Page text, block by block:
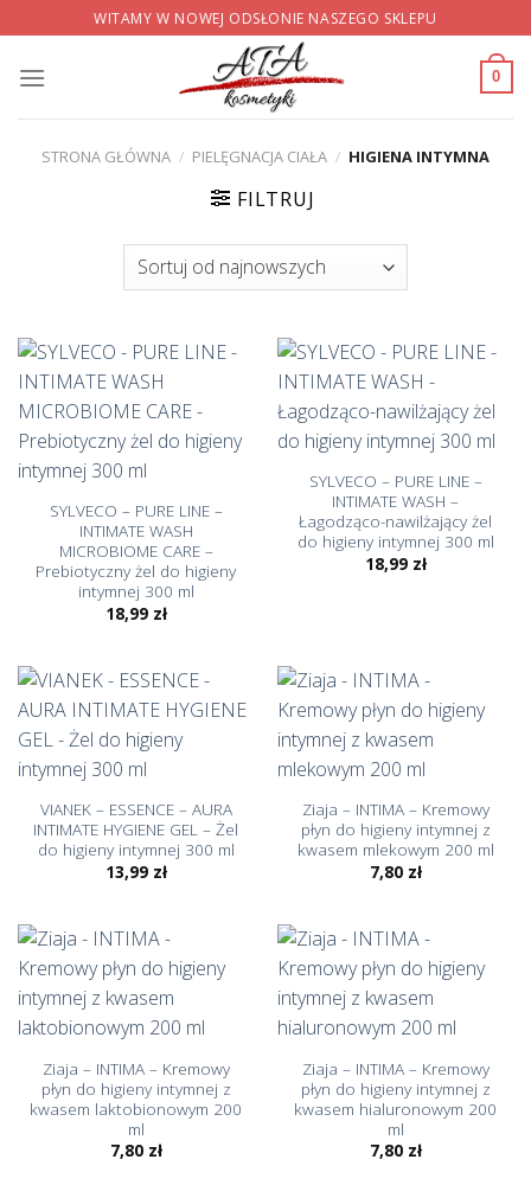
to
content
WITAMY W NOWEJ ODSŁONIE NASZEGO SKLEPU
0
STRONA GŁÓWNA / PIELĘGNACJA CIAŁA / HIGIENA INTYMNA
FILTRUJ
SYLVECO – PURE LINE –
INTIMATE WASH
MICROBIOME CARE –
Prebiotyczny żel do higieny
intymnej 300 ml
18,99 zł
SYLVECO – PURE LINE –
INTIMATE WASH –
Łagodząco-nawilżający żel
do higieny intymnej 300 ml
18,99 zł
VIANEK – ESSENCE – AURA
INTIMATE HYGIENE GEL – Żel
do higieny intymnej 300 ml
13,99 zł
Ziaja – INTIMA – Kremowy
płyn do higieny intymnej z
kwasem mlekowym 200 ml
7,80 zł
Ziaja – INTIMA – Kremowy
płyn do higieny intymnej z
kwasem laktobionowym 200
ml
7,80 zł
Ziaja – INTIMA – Kremowy
płyn do higieny intymnej z
kwasem hialuronowym 200
ml
7,80 zł